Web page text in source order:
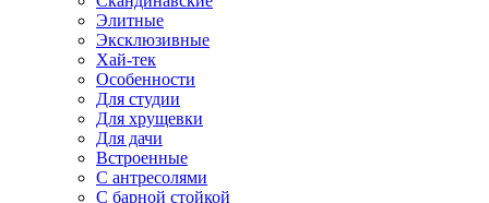
Элитные
Эксклюзивные
Хай-тек
Особенности
Для студии
Для хрущевки
Для дачи
Встроенные
С антресолями
С барной стойкой